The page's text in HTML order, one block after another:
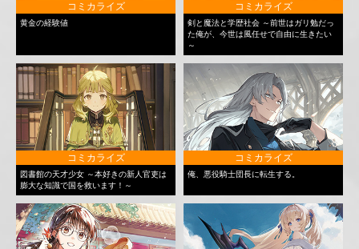
コミカライズ
黄金の経験値
コミカライズ
剣と魔法と学歴社会 ～前世はガリ勉だっ
た俺が、今世は風任せで自由に生きたい
～
コミカライズ
図書館の天才少女 ～本好きの新人官吏は
膨大な知識で国を救います！～
コミカライズ
俺、悪役騎士団長に転生する。